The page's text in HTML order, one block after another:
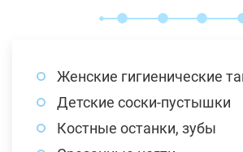
Женские гигиенические
Детские соски-пустышки
Костные останки, зубы